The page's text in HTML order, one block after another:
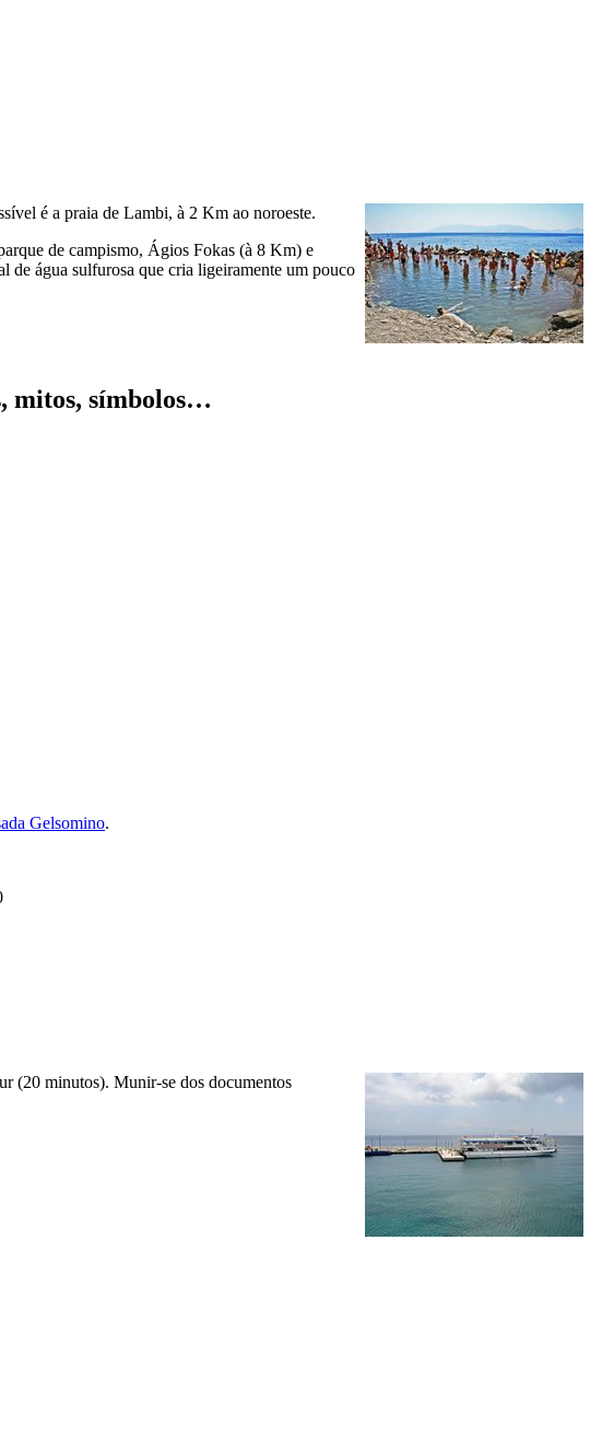
é a praia de Lambi, à 2 Km ao noroeste.
de campismo, Ágios Fokas (à 8 Km) e
de água sulfurosa que cria ligeiramente um pouco
mitos, símbolos…
Gelsomino.
(20 minutos). Munir-se dos documentos